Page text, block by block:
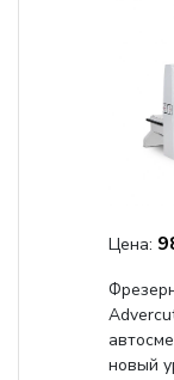
Цена:
новый